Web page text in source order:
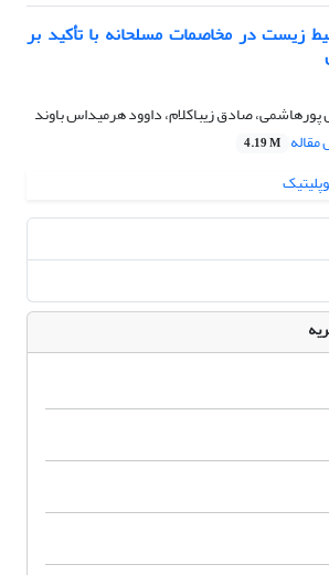
زیست در مخاصمات مسلحانه با تأکید بر
صادق زیباکلام، داوود هرمیداس باوند
4.19 M